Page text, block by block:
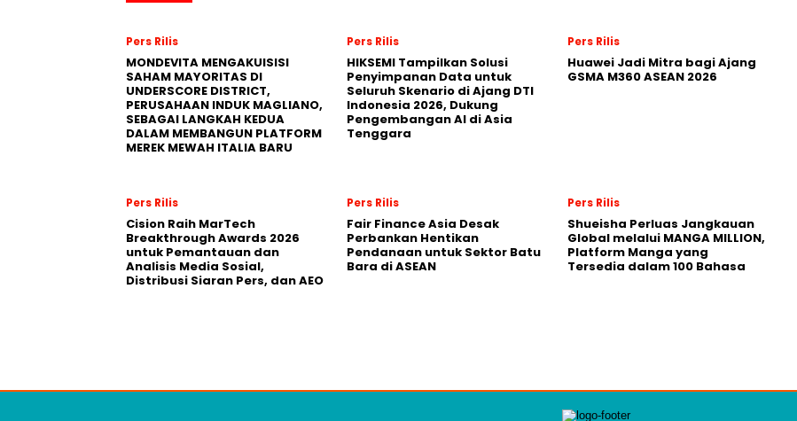
Pers Rilis
MONDEVITA MENGAKUISISI
SAHAM MAYORITAS DI
UNDERSCORE DISTRICT,
PERUSAHAAN INDUK MAGLIANO,
SEBAGAI LANGKAH KEDUA
DALAM MEMBANGUN PLATFORM
MEREK MEWAH ITALIA BARU
Pers Rilis
HIKSEMI Tampilkan Solusi
Penyimpanan Data untuk
Seluruh Skenario di Ajang DTI
Indonesia 2026, Dukung
Pengembangan AI di Asia
Tenggara
Pers Rilis
Huawei Jadi Mitra bagi Ajang
GSMA M360 ASEAN 2026
Pers Rilis
Cision Raih MarTech
Breakthrough Awards 2026
untuk Pemantauan dan
Analisis Media Sosial,
Distribusi Siaran Pers, dan AEO
Pers Rilis
Fair Finance Asia Desak
Perbankan Hentikan
Pendanaan untuk Sektor Batu
Bara di ASEAN
Pers Rilis
Shueisha Perluas Jangkauan
Global melalui MANGA MILLION,
Platform Manga yang
Tersedia dalam 100 Bahasa